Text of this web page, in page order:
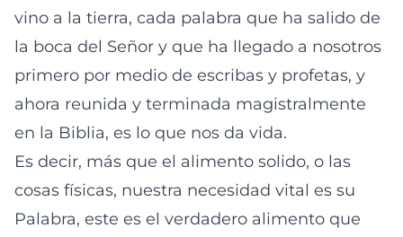
vino a la tierra, cada palabra que ha salido de
la boca del Señor y que ha llegado a nosotros
primero por medio de escribas y profetas, y
ahora reunida y terminada magistralmente
en la Biblia, es lo que nos da vida.
Es decir, más que el alimento solido, o las
cosas físicas, nuestra necesidad vital es su
Palabra, este es el verdadero alimento que